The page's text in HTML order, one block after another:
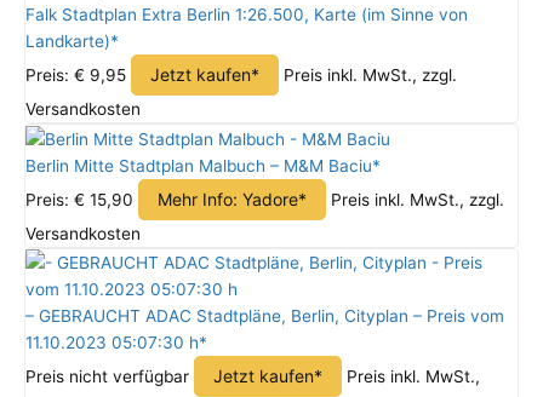
Falk Stadtplan Extra Berlin 1:26.500, Karte (im Sinne von
Landkarte)*
Preis: € 9,95
Jetzt kaufen*
Preis inkl. MwSt., zzgl.
Versandkosten
Berlin Mitte Stadtplan Malbuch – M&M Baciu*
Preis: € 15,90
Mehr Info: Yadore*
Preis inkl. MwSt., zzgl.
Versandkosten
– GEBRAUCHT ADAC Stadtpläne, Berlin, Cityplan – Preis vom
11.10.2023 05:07:30 h*
Preis nicht verfügbar
Jetzt kaufen*
Preis inkl. MwSt.,